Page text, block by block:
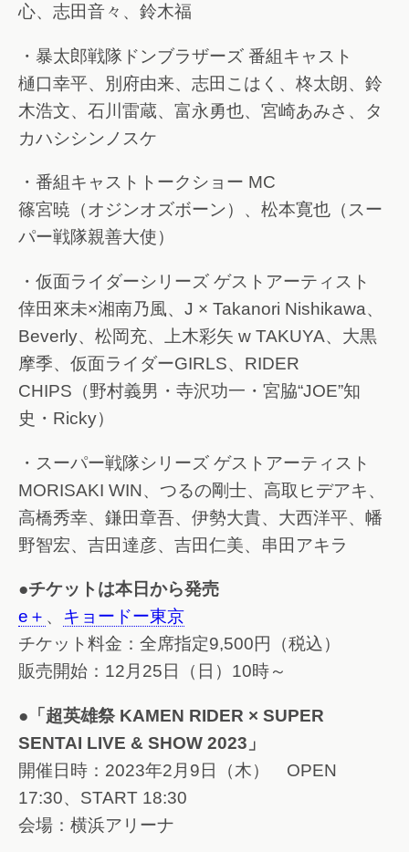
心、志田音々、鈴木福
・暴太郎戦隊ドンブラザーズ 番組キャスト
樋口幸平、別府由来、志田こはく、柊太朗、鈴
木浩文、石川雷蔵、富永勇也、宮崎あみさ、タ
カハシシンノスケ
・番組キャストトークショー MC
篠宮暁（オジンオズボーン）、松本寛也（スー
パー戦隊親善大使）
・仮面ライダーシリーズ ゲストアーティスト
倖田來未×湘南乃風、J × Takanori Nishikawa、
Beverly、松岡充、上木彩矢 w TAKUYA、大黒
摩季、仮面ライダーGIRLS、RIDER
CHIPS（野村義男・寺沢功一・宮脇“JOE”知
史・Ricky）
・スーパー戦隊シリーズ ゲストアーティスト
MORISAKI WIN、つるの剛士、高取ヒデアキ、
高橋秀幸、鎌田章吾、伊勢大貴、大西洋平、幡
野智宏、吉田達彦、吉田仁美、串田アキラ
●チケットは本日から発売
e＋ 、 キョードー東京
チケット料金：全席指定9,500円（税込）
販売開始：12月25日（日）10時～
●「超英雄祭 KAMEN RIDER × SUPER
SENTAI LIVE & SHOW 2023」
開催日時：2023年2月9日（木） OPEN
17:30、START 18:30
会場：横浜アリーナ